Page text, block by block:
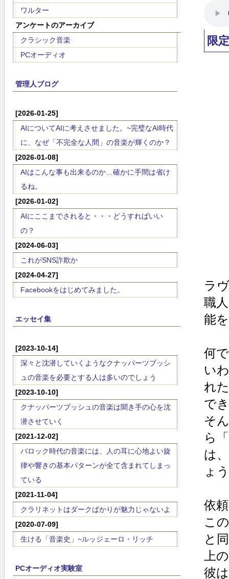
ワルター
アンケートのアーカイブ
クラシック音楽
PCオーディオ
管理人ブログ
[2026-01-25]
AIについてAIに考えさせました。~完璧なAI時代
に、なぜ「不完全な人間」の音楽が輝くのか？
[2026-01-08]
AIはこんな事も出来るのか…確かに手間は省け
るね。
[2026-01-02]
AIにここまでされると・・・どうすればいい
の？
[2024-06-03]
これがSNS詐欺か
[2024-04-27]
Facebookをはじめてみました。
エッセイ集
[2023-10-14]
深々と沈潜していくようなクナッパーツブッシ
ュの音楽を必要とする人は多いのでしょう
[2023-10-10]
クナッパーツブッシュの音楽は聞き手の心を沈
潜させていく
[2021-12-02]
バロック時代の音楽には、人の耳に心地よい旋
律や響きの基本パターンが全て含まれてしまっ
ている
[2021-11-04]
クラリネットはダークばかりが魅力じゃないよ
[2020-07-09]
生ける「音楽史」~ルッジェーロ・リッチ
PCオーディオ実験室
限
ラ
職
能
何
い
れ
で
そ
ら
は
ょ
依
こ
と
上
彼